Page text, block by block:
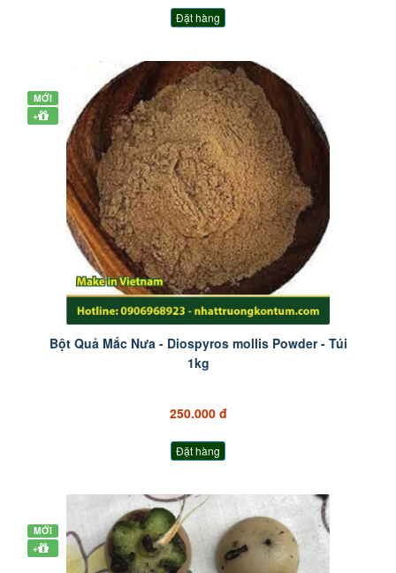
Đặt hàng
MỚI
+
Bột Quả Mắc Nưa - Diospyros mollis Powder - Túi
1kg
250.000 đ
Đặt hàng
MỚI
+